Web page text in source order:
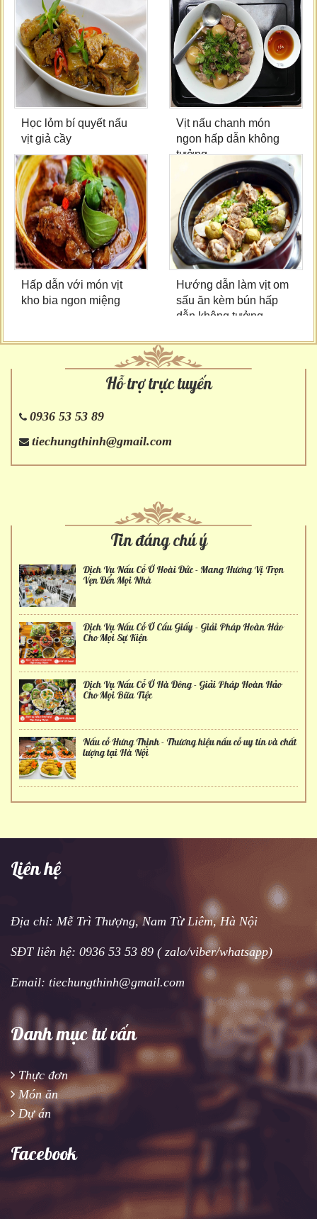
Học lỏm bí quyết nấu
vịt giả cầy
Vịt nấu chanh món
ngon hấp dẫn không
tưởng
Hấp dẫn với món vịt
kho bia ngon miệng
Hướng dẫn làm vịt om
sấu ăn kèm bún hấp
dẫn không tưởng
Hỗ trợ trực tuyến
0936 53 53 89
tiechungthinh@gmail.com
Tin đáng chú ý
Dịch Vụ Nấu Cỗ Ở Hoài Đức - Mang Hương Vị Trọn
Vẹn Đến Mọi Nhà
Dịch Vụ Nấu Cỗ Ở Cầu Giấy - Giải Pháp Hoàn Hảo
Cho Mọi Sự Kiện
Dịch Vụ Nấu Cỗ Ở Hà Đông - Giải Pháp Hoàn Hảo
Cho Mọi Bữa Tiệc
Nấu cỗ Hưng Thịnh - Thương hiệu nấu cỗ uy tín và chất
lượng tại Hà Nội
Liên hệ
Địa chỉ: Mễ Trì Thượng, Nam Từ Liêm, Hà Nội
SĐT liên hệ: 0936 53 53 89 ( zalo/viber/whatsapp)
Email: tiechungthinh@gmail.com
Danh mục tư vấn
Thực đơn
Món ăn
Dự án
Facebook